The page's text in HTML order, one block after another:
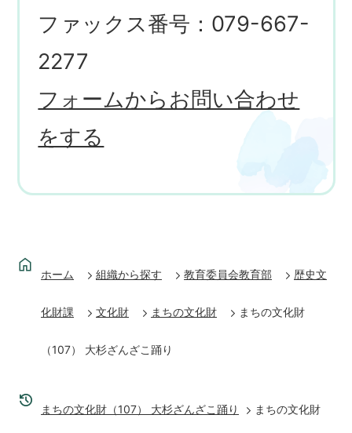
ファックス番号：079-667-
2277
フォームからお問い合わせ
をする
ホーム 組織から探す 教育委員会教育部 歴史文
化財課 文化財 まちの文化財 まちの文化財
（107） 大杉ざんざこ踊り
まちの文化財（107） 大杉ざんざこ踊り まちの文化財